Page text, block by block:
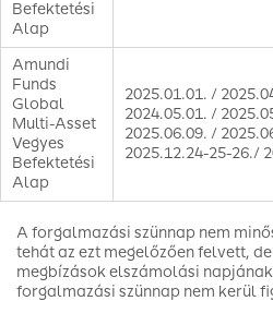
Befektetési
Alap
Amundi
Funds
Global
Multi-Asset
Vegyes
Befektetési
Alap
2025.01.01. /
2024.05.01. /
2025.06.09. /
2025.12.24-25-26./
A forgalmazási szünnap nem
tehát az ezt megelőzően felvett,
megbízások elszámolási
forgalmazási szünnap nem kerül